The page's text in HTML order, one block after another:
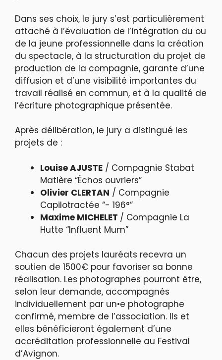
Dans ses choix, le jury s’est particulièrement
attaché à l’évaluation de l’intégration du ou
de la jeune professionnelle dans la création
du spectacle, à la structuration du projet de
production de la compagnie, garante d’une
diffusion et d’une visibilité importantes du
travail réalisé en commun, et à la qualité de
l’écriture photographique présentée.
Après délibération, le jury a distingué les
projets de :
Louise AJUSTE / Compagnie Stabat
Matière “Échos ouvriers”
Olivier CLERTAN / Compagnie
Capilotractée “- 196°”
Maxime MICHELET / Compagnie La
Hutte “Influent Mum”
Chacun des projets lauréats recevra un
soutien de 1500€ pour favoriser sa bonne
réalisation. Les photographes pourront être,
selon leur demande, accompagnés
individuellement par un•e photographe
confirmé, membre de l’association. Ils et
elles bénéficieront également d’une
accréditation professionnelle au Festival
d’Avignon.